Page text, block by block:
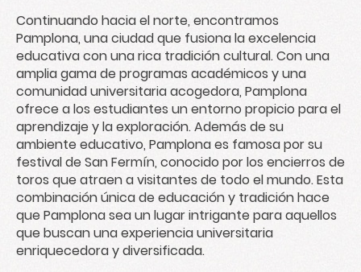
Continuando hacia el norte, encontramos
Pamplona, una ciudad que fusiona la excelencia
educativa con una rica tradición cultural. Con una
amplia gama de programas académicos y una
comunidad universitaria acogedora, Pamplona
ofrece a los estudiantes un entorno propicio para el
aprendizaje y la exploración. Además de su
ambiente educativo, Pamplona es famosa por su
festival de San Fermín, conocido por los encierros de
toros que atraen a visitantes de todo el mundo. Esta
combinación única de educación y tradición hace
que Pamplona sea un lugar intrigante para aquellos
que buscan una experiencia universitaria
enriquecedora y diversificada.